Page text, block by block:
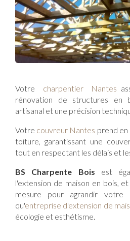
Votre charpentier Nantes
rénovation de structures en
artisanal et une précision
Votre couvreur Nantes prend en
toiture, garantissant une
tout en respectant les délais et
BS Charpente Bois est
l'extension de maison en bois,
mesure pour agrandir
qu'entreprise d'extension de
écologie et esthétisme.